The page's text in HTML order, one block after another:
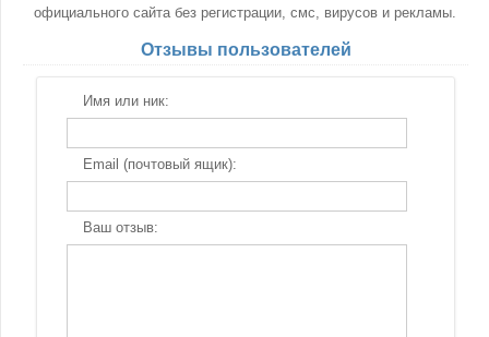
официального сайта без регистрации, смс, вирусов и рекламы.
Отзывы пользователей
Имя или ник:
Email (почтовый ящик):
Ваш отзыв: